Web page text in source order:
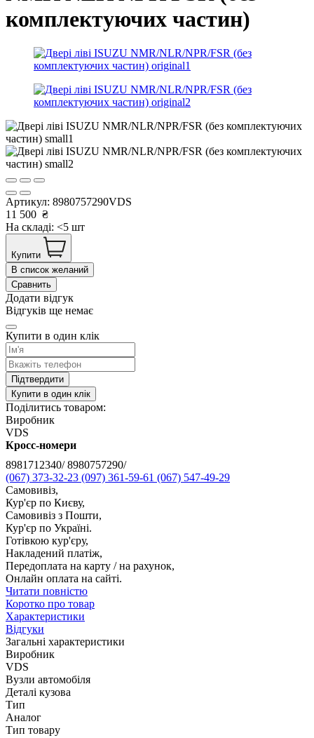
комплектуючих частин)
Артикул: 8980757290VDS
11 500 ₴
На складі: <5 шт
Купити
В список желаний
Сравнить
Додати відгук
Відгуків ще немає
Купити в один клік
Підтвердити
Купити в один клік
Поділитись товаром:
Виробник
VDS
Кросс-номери
8981712340/ 8980757290/
(067) 373-32-23 (097) 361-59-61 (067) 547-49-29
Самовивіз,
Кур'єр по Києву,
Самовивіз з Пошти,
Кур'єр по Україні.
Готівкою кур'єру,
Накладений платіж,
Передоплата на карту / на рахунок,
Онлайн оплата на сайті.
Читати повністю
Коротко про товар
Характеристики
Відгуки
Загальні характеристики
Виробник
VDS
Вузли автомобіля
Деталі кузова
Тип
Аналог
Тип товару